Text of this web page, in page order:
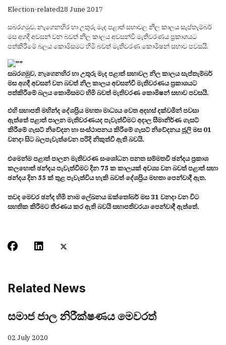
Election-related28 June 2017
සබරගමුව, නැගෙනහිර හා උතුරු මැද පළාත් සභාවල නිල කාලය සැප්තැම්බර්
මස අගදී අවසන් වන බවත් නිල කාලය අවසන්වී මැතිවරණය ප්‍රකාශයට
පත්කිරීමේ බලය කොමිසමට හිමි බවත් මැතිවරණ කොමිෂන් සභාව පවසයි.
සබරගමුව, නැගෙනහිර හා උතුරු මැද පළාත් සභාවල නිල කාලය සැප්තැම්බර්
මස අගදී අවසන් වන බවත් නිල කාලය අවසන්වී මැතිවරණය ප්‍රකාශයට
පත්කිරීමේ බලය කොමිසමට හිමි බවත් මැතිවරණ කොමිෂන් සභාව පවසයි.
එහි සභාපති මහින්ද දේශප්‍රිය මහතා මාධ්‍යය වෙත අදහස් දක්වමින් පවසා
ඇත්තේ පළාත් පාලන මැතිවරණයද පැවැත්වීමට අදාල සීමානිර්ණ ගැසට්
කිරීමේ ගැසට් නිවේදන හා සංස්ථාපනය කිරීමේ ගැසට් නිවේදනය ජූලි මස 01
වනදා සිට බලපැවැත්වෙන පරිදි නිකුත්වී ඇති බවයි.
එමෙන්ම පළාත් පාලන මැතිවරණ සංශෝධන පනත සම්මතවී ඡන්දය ප්‍රකාශ
කලහොත් ඡන්දය පැවැත්වීමට දින 75 ක කාලයක් අවශ්‍ය වන බවත් පළාත් සභා
ඡන්දය දින 55 ක් තුළ පැවැත්විය හැකි බවත් දේශප්‍රිය මහතා පෙන්වාදී ඇත.
තවද මෙවර ඡන්ද හිමි නාම ලේඛනය ඔක්තෝබර් මස 31 වනදා වන විට
සහතික කිරීමට තීරණය කර ඇති බවයි සභාපතිවරයා පෙන්වාදී ඇත්තේ.
Related News
සමාජ ජාල නිරීක්ෂණය මෙවරත්
02 July 2020